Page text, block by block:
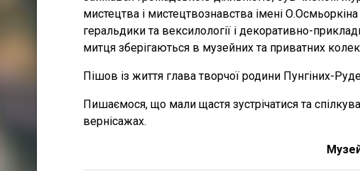
мистецтва і мистецтвознавства імені О.Осмьоркіна
геральдики та вексилології і декоративно-
митця зберігаються в музейних та приватних
Пішов із життя глава творчої родини Пунгіних-
Пишаємося, що мали щастя зустрічатися та
вернісажах.